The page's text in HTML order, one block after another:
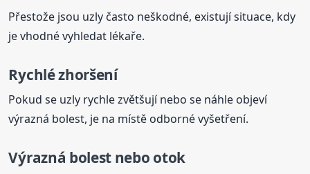
Přestože jsou uzly často neškodné, existují situace, kdy
je vhodné vyhledat lékaře.
Rychlé zhoršení
Pokud se uzly rychle zvětšují nebo se náhle objeví
výrazná bolest, je na místě odborné vyšetření.
Výrazná bolest nebo otok